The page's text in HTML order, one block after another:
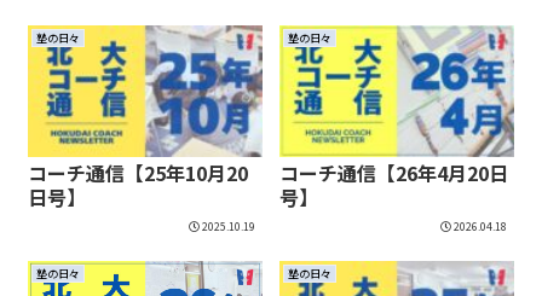
塾の日々
コーチ通信【25年10月20
日号】
2025.10.19
塾の日々
コーチ通信【26年4月20日
号】
2026.04.18
塾の日々 塾の日々